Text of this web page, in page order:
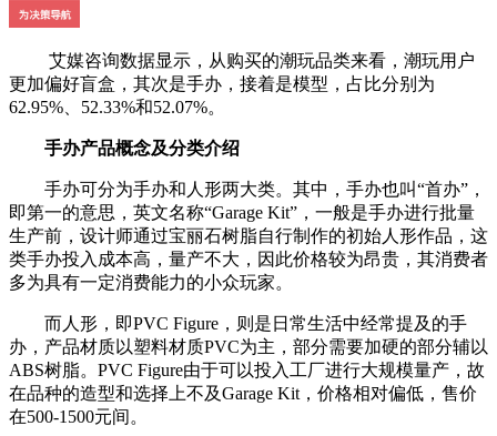
艾媒咨询数据显示，从购买的潮玩品类来看，潮玩用户
更加偏好盲盒，其次是手办，接着是模型，占比分别为
62.95%、52.33%和52.07%。
手办产品概念及分类介绍
手办可分为手办和人形两大类。其中，手办也叫“首办”，
即第一的意思，英文名称“Garage Kit”，一般是手办进行批量
生产前，设计师通过宝丽石树脂自行制作的初始人形作品，这
类手办投入成本高，量产不大，因此价格较为昂贵，其消费者
多为具有一定消费能力的小众玩家。
而人形，即PVC Figure，则是日常生活中经常提及的手
办，产品材质以塑料材质PVC为主，部分需要加硬的部分辅以
ABS树脂。PVC Figure由于可以投入工厂进行大规模量产，故
在品种的造型和选择上不及Garage Kit，价格相对偏低，售价
在500-1500元间。